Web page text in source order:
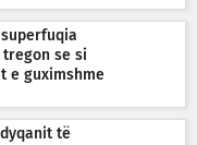
tregon se si
e guximshme
të